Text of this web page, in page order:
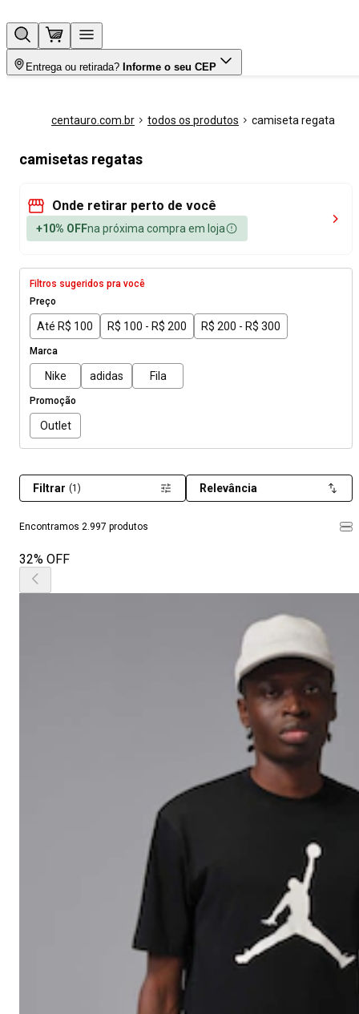
Entrega ou retirada? Informe o seu CEP
centauro.com.br todos os produtos camiseta regata
camisetas regatas
Onde retirar perto de você
+10% OFFna próxima compra em loja
Filtros sugeridos pra você
Preço
Até R$ 100 R$ 100 - R$ 200 R$ 200 - R$ 300
Marca
Nike adidas Fila
Promoção
Outlet
Encontramos 2.997 produtos
Filtrar (1) Relevância
32% OFF